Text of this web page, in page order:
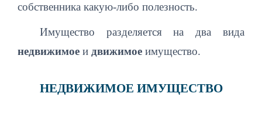
собственника какую-либо полезность.
Имущество разделяется на два вида
недвижимое и движимое имущество.
НЕДВИЖИМОЕ ИМУЩЕСТВО